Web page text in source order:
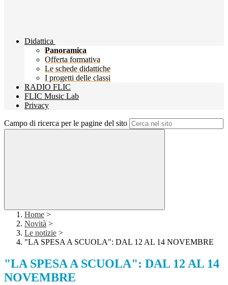
Didattica
Panoramica
Offerta formativa
Le schede didattiche
I progetti delle classi
RADIO FLIC
FLIC Music Lab
Privacy
Campo di ricerca per le pagine del sito
Home >
Novità >
Le notizie >
"LA SPESA A SCUOLA": DAL 12 AL 14 NOVEMBRE
"LA SPESA A SCUOLA": DAL 12 AL 14
NOVEMBRE